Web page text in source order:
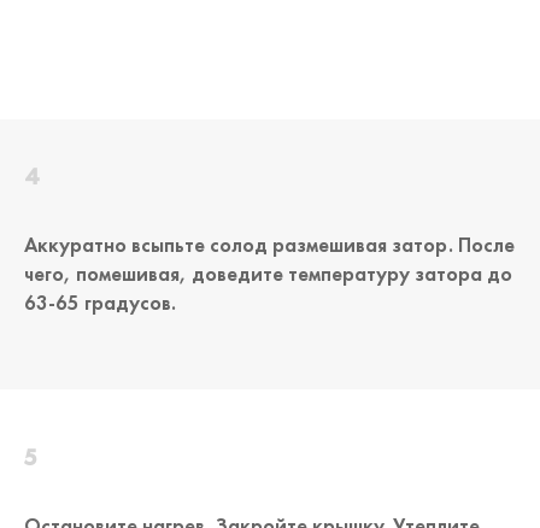
Аккуратно всыпьте солод размешивая затор. После
чего, помешивая, доведите температуру затора до
63-65 градусов.